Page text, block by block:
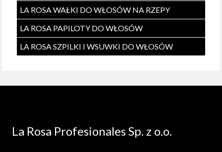
LA ROSA WAŁKI DO WŁOSÓW NA RZEPY
LA ROSA PAPILOTY DO WŁOSÓW
LA ROSA SZPILKI I WSUWKI DO WŁOSÓW
La Rosa Profesionales Sp. z o.o.